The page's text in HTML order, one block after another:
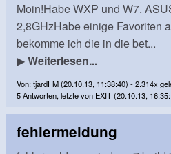
Moin!Habe WXP und W7.
2,8GHzHabe einige Favoriten
bekomme ich die in die bet...
▶Weiterlesen...
Von: tjardFM (20.10.13, 11:38:40) - 2.314x
5 Antworten, letzte von EXIT (20.10.13,
fehlermeldung